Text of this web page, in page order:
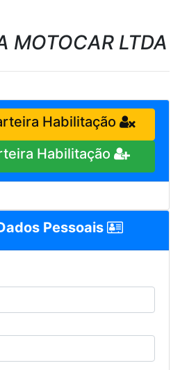
MOTOCAR LTDA
Habilitação
Habilitação
Pessoais